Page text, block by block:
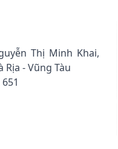
Thị Minh Khai,
Rịa - Vũng Tàu